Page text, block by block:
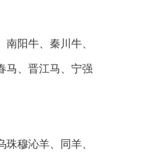
阳牛、秦川牛、
马、晋江马、宁强
穆沁羊、同羊、